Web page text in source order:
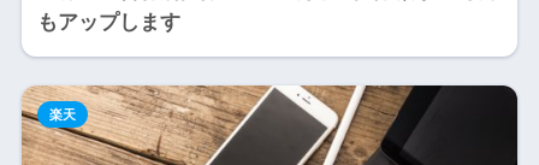
もアップします
楽天